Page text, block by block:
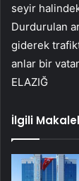
seyir
Durdurulan
giderek
anlar bir
ELAZIĞ
İlgili